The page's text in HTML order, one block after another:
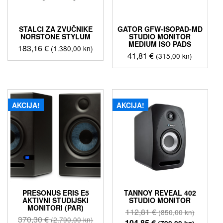
STALCI ZA ZVUČNIKE
NORSTONE STYLUM
183,16€ (1.380,00 kn)
GATOR GFW-ISOPAD-MD
STUDIO MONITOR
MEDIUM ISO PADS
41,81€ (315,00 kn)
AKCIJA!
PRESONUS ERIS E5
AKTIVNI STUDIJSKI
MONITORI (PAR)
370,30€ (2.790,00 kn)Izvorna
AKCIJA!
TANNOY REVEAL 402
STUDIO MONITOR
112,81€ (850,00 kn)Izvorna